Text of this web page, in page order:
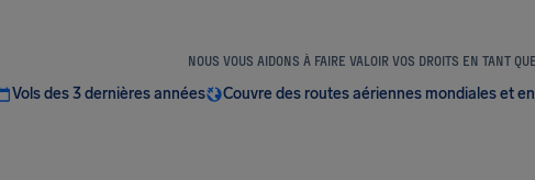
NOUS VOUS AIDONS À FAIRE VALOIR VOS DROITS EN TANT
Vols des 3 dernières années Couvre des routes aériennes mondiales et